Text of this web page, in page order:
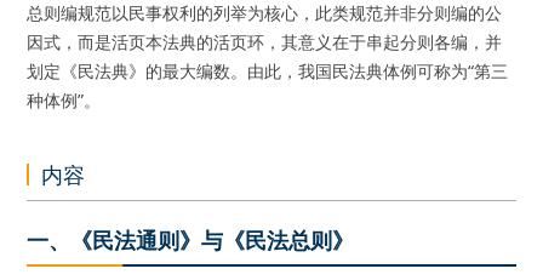
总则编规范以民事权利的列举为核心，此类规范并非分则编的公
因式，而是活页本法典的活页环，其意义在于串起分则各编，并
划定《民法典》的最大编数。由此，我国民法典体例可称为“第三
种体例”。
内容
一、《民法通则》与《民法总则》